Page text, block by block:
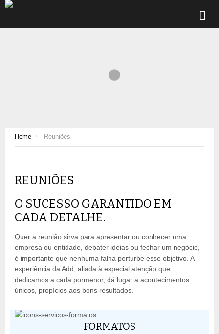
Home Reuniões
REUNIÕES
O SUCESSO GARANTIDO EM
CADA DETALHE.
Quer a reunião sirva para apresentar ou conhecer uma
empresa ou entidade, debater ideias ou fechar um negócio,
é importante que nenhuma falha perturbe esse objetivo. A
experiência da Add, aliada à especial atenção que
dedicamos a cada pormenor, dá lugar a acontecimentos
únicos, propícios aos bons resultados.
FORMATOS